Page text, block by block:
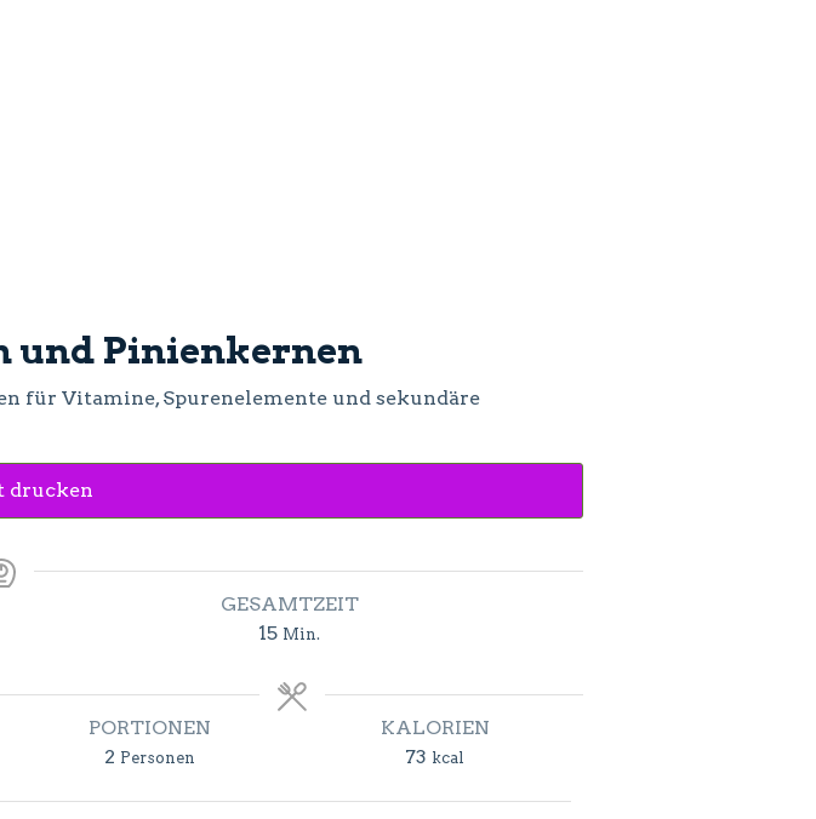
und Pinienkernen
für Vitamine, Spurenelemente und sekundäre
drucken
GESAMTZEIT
15Minuten
Min.
PORTIONEN
2 Personen
KALORIEN
73 kcal